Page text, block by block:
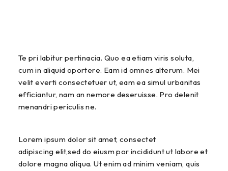
Te pri labitur pertinacia. Quo ea etiam viris soluta,
cum in aliquid oportere. Eam id omnes alterum. Mei
velit everti consectetuer ut, eam ea simul urbanitas
efficiantur, nam an nemore deseruisse. Pro delenit
menandri periculis ne.
Lorem ipsum dolor sit amet, consectet
adipiscing elit,sed do eiusm por incididunt ut labore et
dolore magna aliqua. Ut enim ad minim veniam, quis